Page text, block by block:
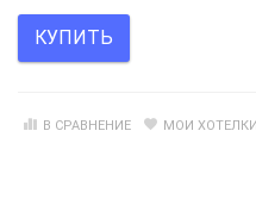
КУПИТЬ
В СРАВНЕНИЕ МОИ ХОТЕЛКИ